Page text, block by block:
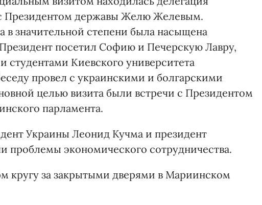
Президентом державы Желю Желевым.
в значительной степени была насыщена
посетил Софию и Печерскую Лавру,
студентами Киевского университета
провел с украинскими и болгарскими
целью визита были встречи с Президентом
парламента.
Украины Леонид Кучма и президент
экономического сотрудничества.
кругу за закрытыми дверями в Мариинском